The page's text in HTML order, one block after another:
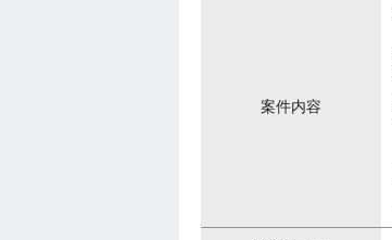
案件内容